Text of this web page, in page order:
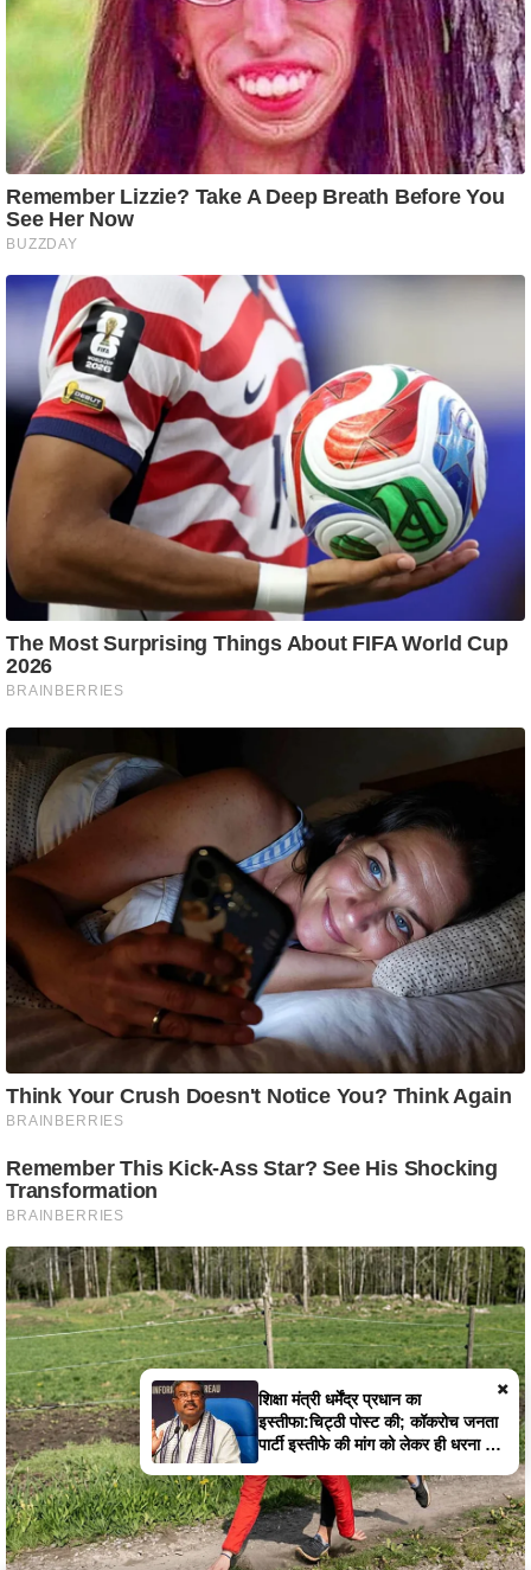
×
शिक्षा मंत्री धर्मेंद्र प्रधान का
इस्तीफा:चिट्ठी पोस्ट की; कॉकरोच जनता
पार्टी इस्तीफे की मांग को लेकर ही धरना दे